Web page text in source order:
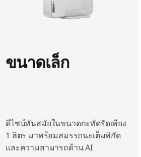
ขนาดเล็ก
ดีไซน์ทันสมัยในขนาดกะทัดรัดเพียง
1 ลิตร มาพร้อมสมรรถนะเต็มพิกัด
และความสามารถด้าน AI